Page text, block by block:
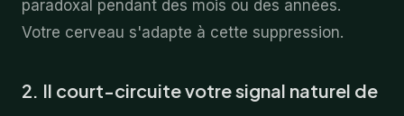
paradoxal pendant des mois ou des années.
Votre cerveau s'adapte à cette suppression.
2. Il court-circuite votre signal naturel de